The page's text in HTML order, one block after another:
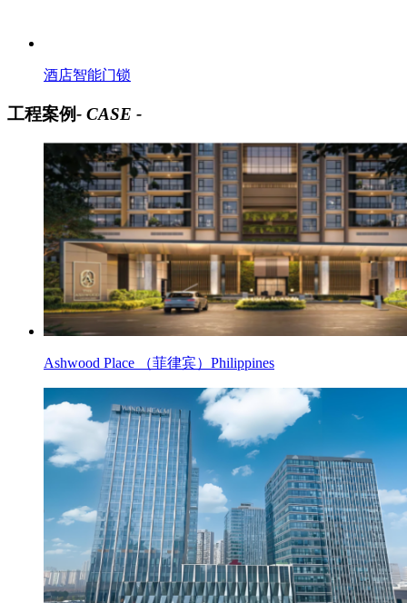
酒店智能门锁
工程案例- CASE -
Ashwood Place （菲律宾）Philippines